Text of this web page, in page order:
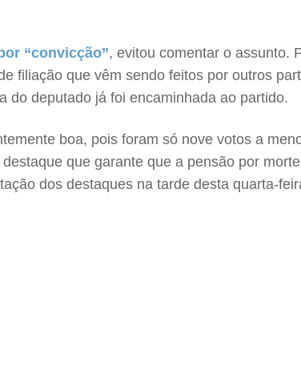
“convicção”, evitou comentar o assunto.
filiação que vêm sendo feitos por outros
do deputado já foi encaminhada ao partido.
boa, pois foram só nove votos a
que garante que a pensão por
dos destaques na tarde desta quarta-